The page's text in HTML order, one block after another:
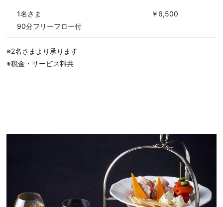
1名さま
90分フリーフロー付
￥6,500
※2名さまより承ります
※税金・サービス料共